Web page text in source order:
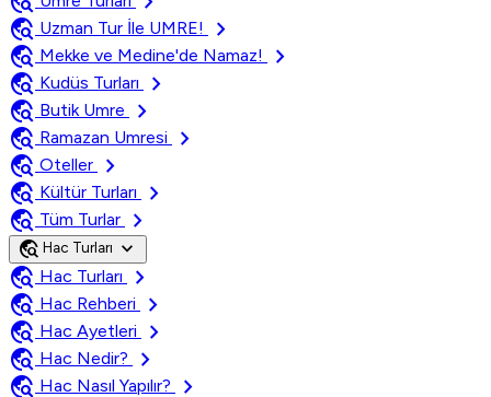
travel_explore Uzman Tur İle UMRE!
chevron_right
travel_explore Mekke ve Medine'de Namaz!
chevron_right
travel_explore Kudüs Turları
chevron_right
travel_explore Butik Umre
chevron_right
travel_explore Ramazan Umresi
chevron_right
travel_explore Oteller
chevron_right
travel_explore Kültür Turları
chevron_right
travel_explore Tüm Turlar chevron_right
travel_explore Hac Turları expand_more
travel_explore Hac Turları
chevron_right
travel_explore Hac Rehberi
chevron_right
travel_explore Hac Ayetleri
chevron_right
travel_explore Hac Nedir?
chevron_right
travel_explore Hac Nasıl Yapılır?
chevron_right